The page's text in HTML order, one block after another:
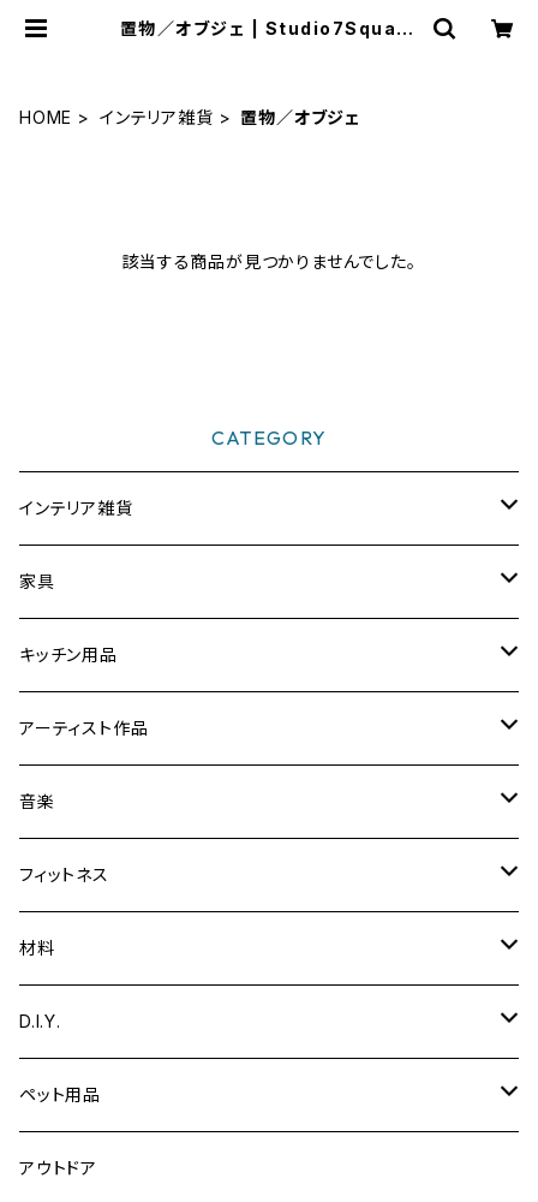
置物／オブジェ | Studio7Square
HOME インテリア雑貨 置物／オブジェ
該当する商品が見つかりませんでした。
CATEGORY
インテリア雑貨
時計
フォトフレーム／額縁／スタンド
ミラー
置物／オブジェ
文具
ガーデニング用品
小物入れ
スマホスタンド
ネームプレート／表札
家具
スツール
折りたたみ卓球台
音楽関連家具
テーブル
キッチン用品
【まな板削り直し・包丁とぎ】
まな板・カッティングボード
食器
エッグスタンド
鍋敷き
鍋ふた
カトラリー
アーティスト作品
Yoshibumi Shinada
彫刻
絵
音楽
ギター用品
ギタースタンド
脚台
楽器
カホン
ディフューザー
フィットネス
トレーニング用品
収納
ダンベルラック
材料
木材
アクリル
コーリアン
D.I.Y.
時計パーツ
切り文字
ペット用品
ネコの爪研ぎ
アウトドア